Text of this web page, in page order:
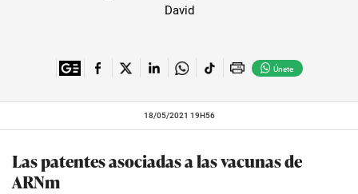
David
Únete
18/05/2021 19H56
Las patentes asociadas a las vacunas de
ARNm